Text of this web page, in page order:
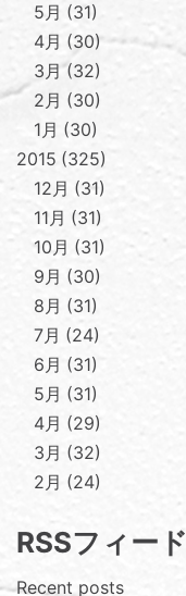
5月
31
4月
30
3月
32
2月
30
1月
30
2015 325
12月
31
11月
31
10月
31
9月
30
8月
31
7月
24
6月
31
5月
31
4月
29
3月
32
2月
24
RSSフィード
Recent posts